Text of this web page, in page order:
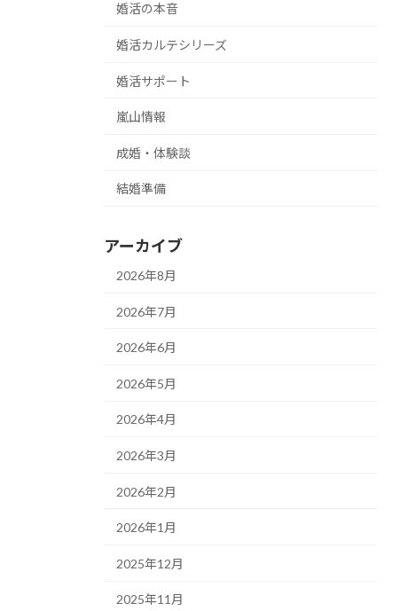
婚活の本音
婚活カルテシリーズ
婚活サポート
嵐山情報
成婚・体験談
結婚準備
アーカイブ
2026年8月
2026年7月
2026年6月
2026年5月
2026年4月
2026年3月
2026年2月
2026年1月
2025年12月
2025年11月